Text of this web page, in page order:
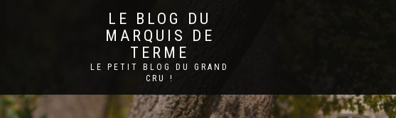
LE BLOG DU
MARQUIS DE
TERME
LE PETIT BLOG DU GRAND
CRU !